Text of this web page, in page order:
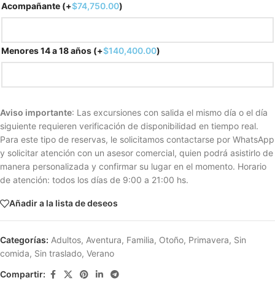
Acompañante (+$74,750.00)
Menores 14 a 18 años (+$140,400.00)
Aviso importante: Las excursiones con salida el mismo día o el día
siguiente requieren verificación de disponibilidad en tiempo real.
Para este tipo de reservas, le solicitamos contactarse por WhatsApp
y solicitar atención con un asesor comercial, quien podrá asistirlo de
manera personalizada y confirmar su lugar en el momento. Horario
de atención: todos los días de 9:00 a 21:00 hs.
Añadir a la lista de deseos
Categorías: Adultos, Aventura, Familia, Otoño, Primavera, Sin
comida, Sin traslado, Verano
Compartir: